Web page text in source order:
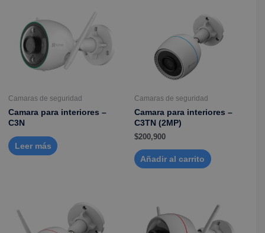
Camaras de seguridad
Camara para interiores –
C3N
Leer más
Camaras de seguridad
Camara para interiores –
C3TN (2MP)
$200,900
Añadir al carrito